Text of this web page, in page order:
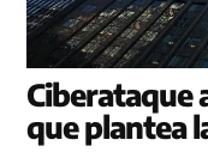
Ciberataque
que plantea